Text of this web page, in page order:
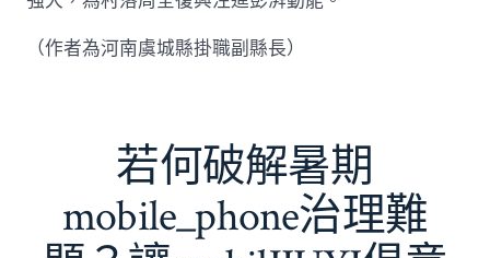
（作者為河南虞城縣掛職副縣長）
若何破解暑期
mobile_phone治理難